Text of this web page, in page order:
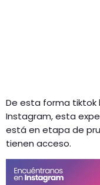
De esta forma tiktok
Instagram, esta
está en etapa de
tienen acceso.